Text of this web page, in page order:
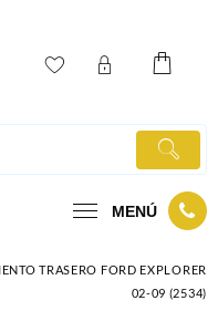
MENÚ
TRASERO FORD EXPLORER
02-09 (2534)